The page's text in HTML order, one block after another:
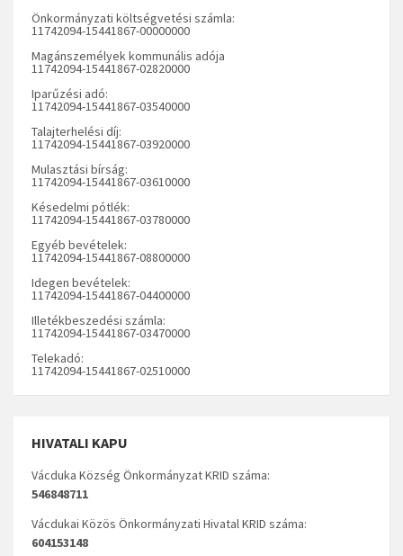
Önkormányzati költségvetési számla:
11742094-15441867-00000000
Magánszemélyek kommunális adója
11742094-15441867-02820000
Iparűzési adó:
11742094-15441867-03540000
Talajterhelési díj:
11742094-15441867-03920000
Mulasztási bírság:
11742094-15441867-03610000
Késedelmi pótlék:
11742094-15441867-03780000
Egyéb bevételek:
11742094-15441867-08800000
Idegen bevételek:
11742094-15441867-04400000
Illetékbeszedési számla:
11742094-15441867-03470000
Telekadó:
11742094-15441867-02510000
HIVATALI KAPU
Vácduka Község Önkormányzat KRID száma:
546848711
Vácdukai Közös Önkormányzati Hivatal KRID száma:
604153148